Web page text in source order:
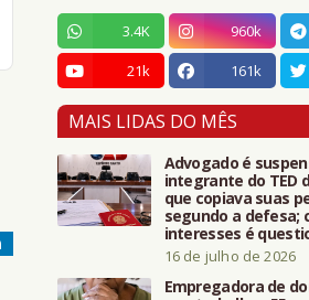
3.4K 960k
21k
161k
MAIS LIDAS DO MÊS
Advogado é
integrante do TED
que copiava suas
segundo a defesa;
interesses é
16 de julho de 2026
Empregadora de